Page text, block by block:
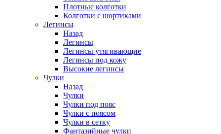
Плотные колготки
Колготки с шортиками
Легинсы
Назад
Легинсы
Легинсы утягивающие
Легинсы под кожу
Высокие легинсы
Чулки
Назад
Чулки
Чулки под пояс
Чулки с поясом
Чулки в сетку
Фантазийные чулки